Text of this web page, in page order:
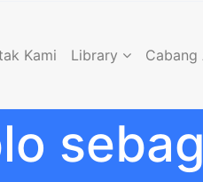
Kami Library Cabang